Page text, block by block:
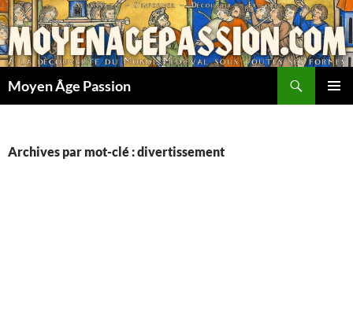
Aller
au
contenu
Moyen Âge Passion
Archives par mot-clé : divertissement